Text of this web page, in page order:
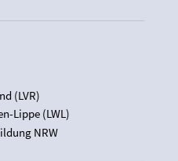
(LVR)
Lippe (LWL)
NRW